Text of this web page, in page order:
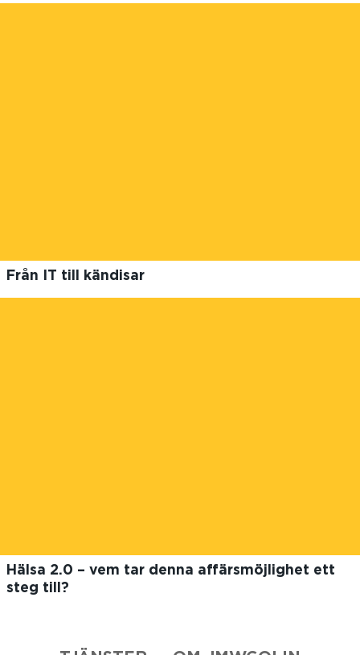
Från IT till kändisar
Hälsa 2.0 – vem tar denna affärsmöjlighet ett
steg till?